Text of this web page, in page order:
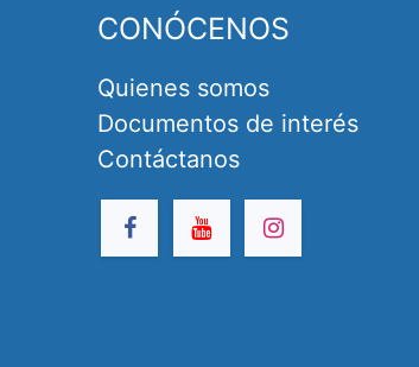
CONÓCENOS
Quienes somos
Documentos de interés
Contáctanos